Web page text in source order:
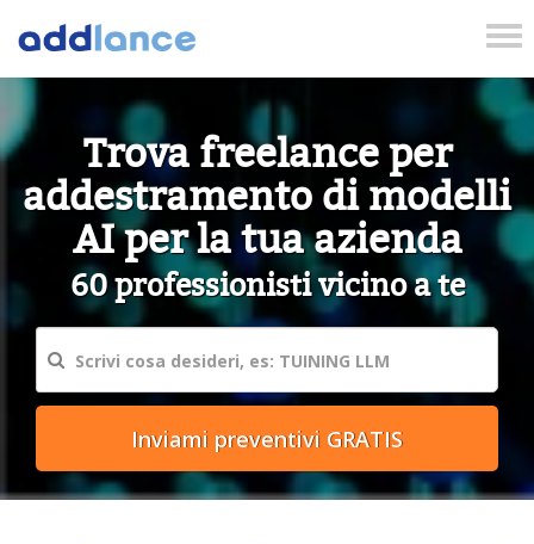
Trova freelance per
addestramento di modelli
AI per la tua azienda
60 professionisti vicino a te